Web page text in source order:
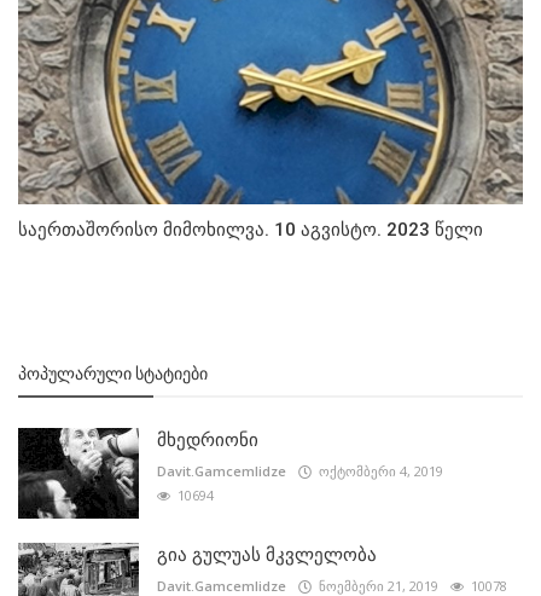
საერთაშორისო მიმოხილვა. 10 აგვისტო. 2023 წელი
ᲞᲝᲞᲣᲚᲐᲠᲣᲚᲘ ᲡᲢᲐᲢᲘᲔᲑᲘ
მხედრიონი
Davit.Gamcemlidze
ოქტომბერი 4, 2019
10694
გია გულუას მკვლელობა
Davit.Gamcemlidze ნოემბერი 21, 2019 10078